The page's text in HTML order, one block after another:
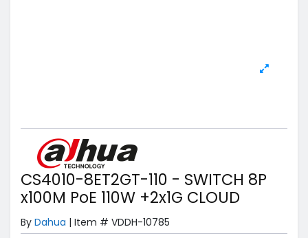
CS4010-8ET2GT-110 - SWITCH 8P
x100M PoE 110W +2x1G CLOUD
By Dahua | Item # VDDH-10785